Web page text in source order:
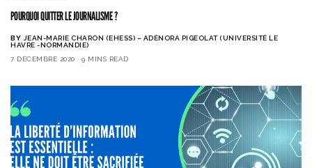
POURQUOI QUITTER LE JOURNALISME ?
BY JEAN-MARIE CHARON (EHESS) – ADÉNORA PIGEOLAT (UNIVERSITÉ LE
HAVRE -NORMANDIE)
7 DÉCEMBRE 2020
9 MINS READ